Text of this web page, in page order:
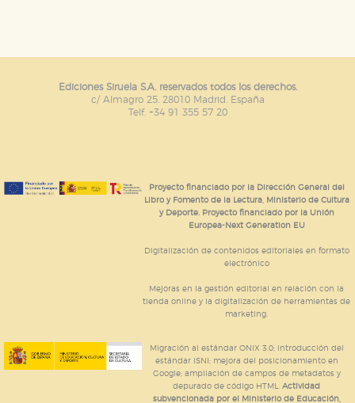
Ediciones Siruela S.A. reservados todos los derechos.
c/ Almagro 25. 28010 Madrid. España
Telf. +34 91 355 57 20
Proyecto financiado por la Dirección General del
Libro y Fomento de la Lectura, Ministerio de Cultura
y Deporte. Proyecto financiado por la Unión
Europea-Next Generation EU
Digitalización de contenidos editoriales en formato
electrónico
Mejoras en la gestión editorial en relación con la
tienda online y la digitalización de herramientas de
marketing.
Migración al estándar ONIX 3.0; introducción del
estándar ISNI; mejora del posicionamiento en
Google; ampliación de campos de metadatos y
depurado de código HTML.Actividad
subvencionada por el Ministerio de Educación,
relevante para sus intereses en otros sitios. No
almacenan directamente información personal sino
que se basan en la identificación única de su
política de cookies